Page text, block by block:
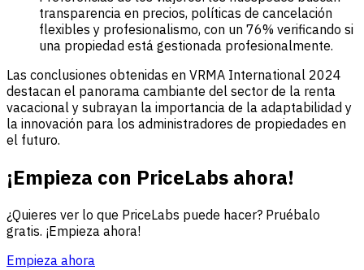
transparencia en precios, políticas de cancelación
flexibles y profesionalismo, con un 76% verificando si
una propiedad está gestionada profesionalmente.
Las conclusiones obtenidas en VRMA International 2024
destacan el panorama cambiante del sector de la renta
vacacional y subrayan la importancia de la adaptabilidad y
la innovación para los administradores de propiedades en
el futuro.
¡Empieza con PriceLabs ahora!
¿Quieres ver lo que PriceLabs puede hacer? Pruébalo
gratis. ¡Empieza ahora!
Empieza ahora